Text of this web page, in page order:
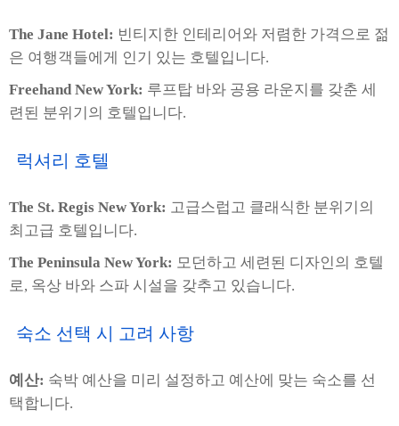
The Jane Hotel: 빈티지한 인테리어와 저렴한 가격으로 젊
은 여행객들에게 인기 있는 호텔입니다.
Freehand New York: 루프탑 바와 공용 라운지를 갖춘 세
련된 분위기의 호텔입니다.
럭셔리 호텔
The St. Regis New York: 고급스럽고 클래식한 분위기의
최고급 호텔입니다.
The Peninsula New York: 모던하고 세련된 디자인의 호텔
로, 옥상 바와 스파 시설을 갖추고 있습니다.
숙소 선택 시 고려 사항
예산: 숙박 예산을 미리 설정하고 예산에 맞는 숙소를 선
택합니다.